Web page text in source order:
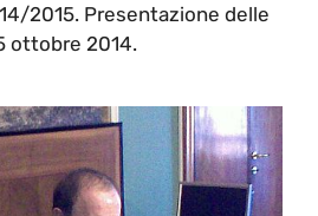
2015. Presentazione delle
ottobre 2014.